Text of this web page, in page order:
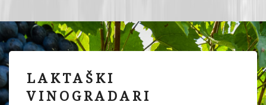
LAKTAŠKI
VINOGRADARI